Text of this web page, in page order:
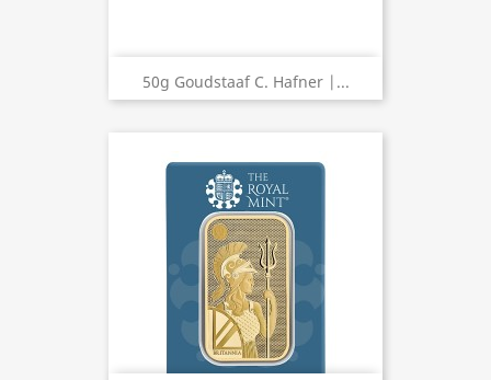
50g Goudstaaf C. Hafner |...